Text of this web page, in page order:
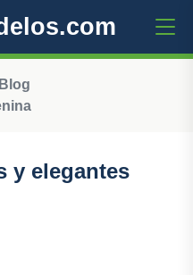
Blog
y elegantes